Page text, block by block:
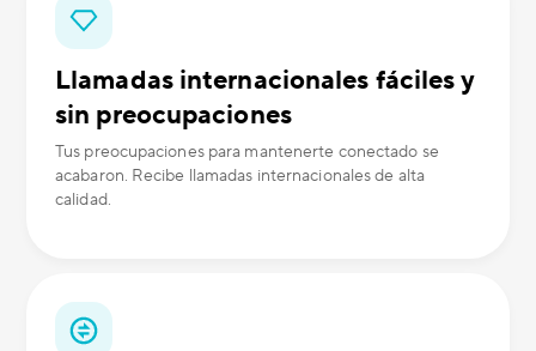
Llamadas internacionales fáciles y
sin preocupaciones
Tus preocupaciones para mantenerte conectado se
acabaron. Recibe llamadas internacionales de alta
calidad.